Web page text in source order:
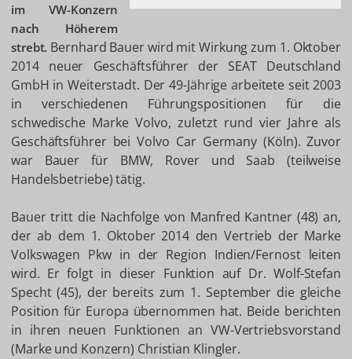
im VW-Konzern
nach Höherem
strebt. Bernhard Bauer wird mit Wirkung zum 1. Oktober
2014 neuer Geschäftsführer der SEAT Deutschland
GmbH in Weiterstadt. Der 49-Jährige arbeitete seit 2003
in verschiedenen Führungspositionen für die
schwedische Marke Volvo, zuletzt rund vier Jahre als
Geschäftsführer bei Volvo Car Germany (Köln). Zuvor
war Bauer für BMW, Rover und Saab (teilweise
Handelsbetriebe) tätig.
Bauer tritt die Nachfolge von Manfred Kantner (48) an,
der ab dem 1. Oktober 2014 den Vertrieb der Marke
Volkswagen Pkw in der Region Indien/Fernost leiten
wird. Er folgt in dieser Funktion auf Dr. Wolf-Stefan
Specht (45), der bereits zum 1. September die gleiche
Position für Europa übernommen hat. Beide berichten
in ihren neuen Funktionen an VW-Vertriebsvorstand
(Marke und Konzern) Christian Klingler.